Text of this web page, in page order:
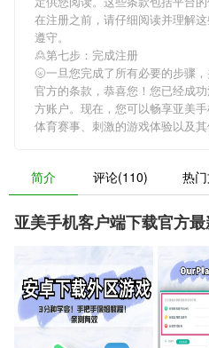
在注册之前，请仔细阅读并理解
遵守。
🙎第七步：完成注册
🌝一旦您完成了所有必要的步骤
官方的条款，恭喜您！您已经成
方账户。现在，您可以畅享亚美
体育赛事、刺激的游戏体验以及
简介 评论(110) 热
亚美手机客户端下载官方最